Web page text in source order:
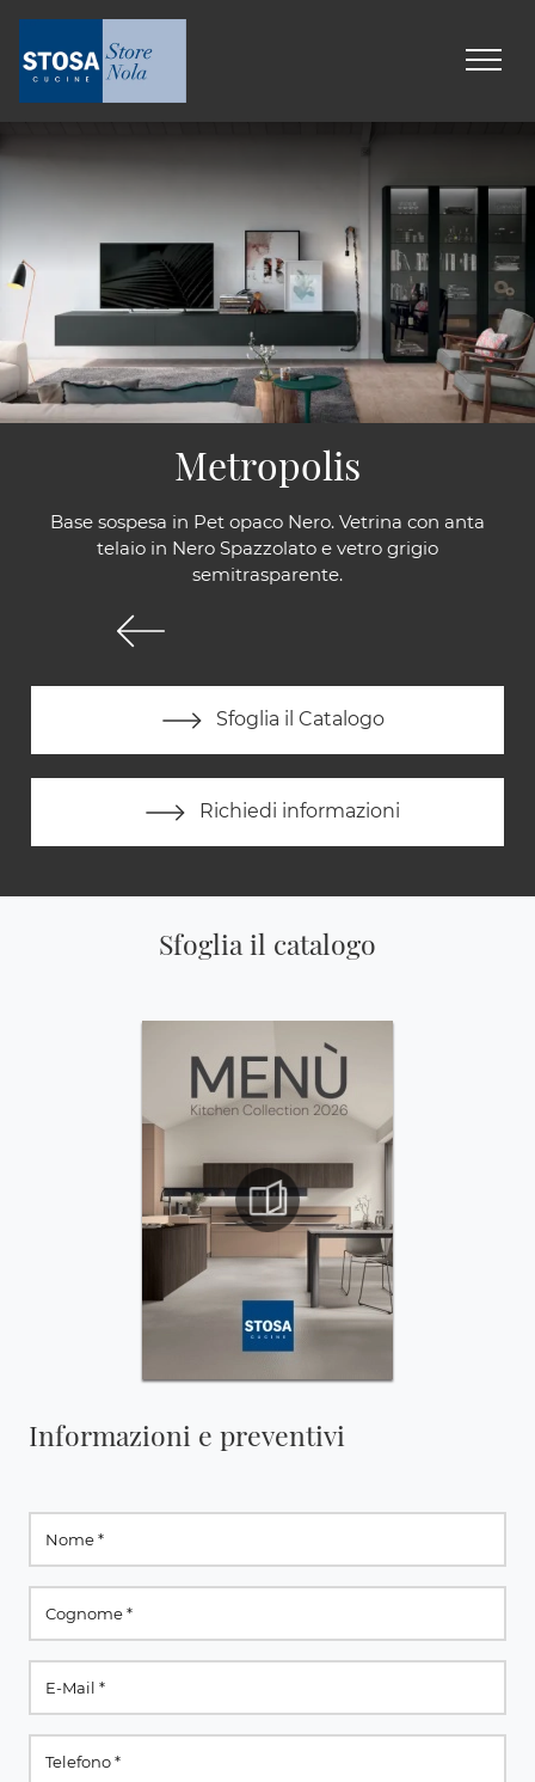
Base sospesa in Pet opaco Nero. Vetrina con anta
telaio in Nero Spazzolato e vetro grigio
semitrasparente.
Sfoglia il Catalogo
Richiedi informazioni
Metropolis
Sfoglia il catalogo
Informazioni e preventivi